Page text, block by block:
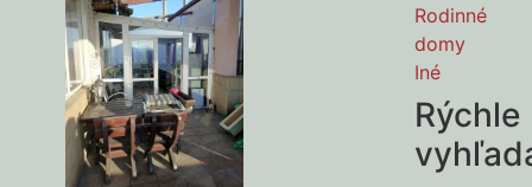
Rodinné
domy
Iné
Rýchle